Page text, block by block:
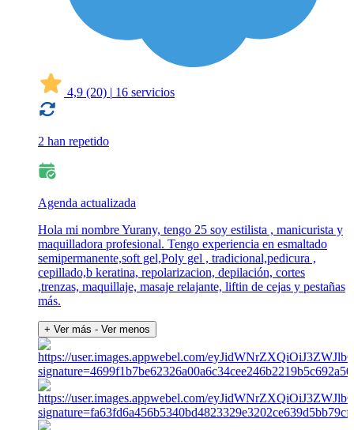
4,9 (20) | 16 servicios
2 han repetido
Agenda actualizada
Hola mi nombre Yurany, tengo 25 soy estilista , manicurista y
maquilladora profesional. Tengo experiencia en esmaltado
semipermanente,soft gel,Poly gel , tradicional,pedicura ,
cepillado,b keratina, repolarizacion, depilación, cortes
,trenzas, maquillaje, masaje relajante, liftin de cejas y pestañas
más.
+ Ver más - Ver menos